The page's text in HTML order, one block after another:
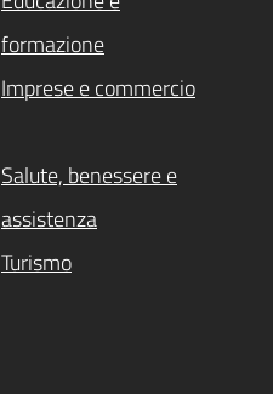
formazione
Imprese e commercio
Salute, benessere e
assistenza
Turismo